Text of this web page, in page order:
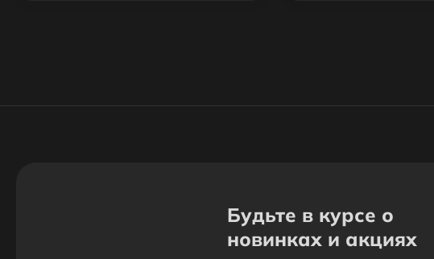
Будьте в курсе о
новинках и акциях